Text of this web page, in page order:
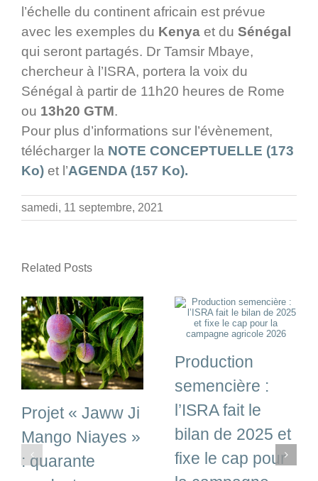
l’échelle du continent africain est prévue
avec les exemples du Kenya et du Sénégal
qui seront partagés. Dr Tamsir Mbaye,
chercheur à l’ISRA, portera la voix du
Sénégal à partir de 11h20 heures de Rome
ou 13h20 GTM.
Pour plus d’informations sur l’évènement,
télécharger la NOTE CONCEPTUELLE (173
Ko) et l’AGENDA (157 Ko).
samedi, 11 septembre, 2021
Related Posts
Projet « Jaww Ji
Mango Niayes »
: quarante
Production
semencière :
l’ISRA fait le
bilan de 2025 et
fixe le cap pour